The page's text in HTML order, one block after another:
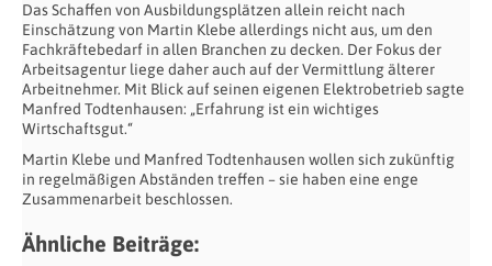
Das Schaffen von Ausbildungsplätzen allein reicht nach
Einschätzung von Martin Klebe allerdings nicht aus, um den
Fachkräftebedarf in allen Branchen zu decken. Der Fokus der
Arbeitsagentur liege daher auch auf der Vermittlung älterer
Arbeitnehmer. Mit Blick auf seinen eigenen Elektrobetrieb sagte
Manfred Todtenhausen: „Erfahrung ist ein wichtiges
Wirtschaftsgut.“
Martin Klebe und Manfred Todtenhausen wollen sich zukünftig
in regelmäßigen Abständen treffen – sie haben eine enge
Zusammenarbeit beschlossen.
Ähnliche Beiträge: